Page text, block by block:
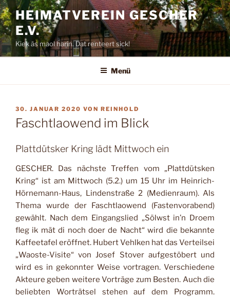
Zum
Inhalt
springen
HEIMATVEREIN GESCHER
E.V.
Kiek äs maol harin. Dat renteert sick!
Menü
VERÖFFENTLICHT
AM
30. JANUAR 2020 VON REINHOLD
Faschtlaowend im Blick
Plattdütsker Kring lädt Mittwoch ein
GESCHER. Das nächste Treffen vom „Plattdütsken
Kring“ ist am Mittwoch (5.2.) um 15 Uhr im Heinrich-
Hörnemann-Haus, Lindenstraße 2 (Me­dienraum). Als
Thema wur­de der Faschtlaowend (Fas­tenvorabend)
gewählt. Nach dem Eingangslied „Sölwst in’n Droem
fleg ik mät di noch doer de Nacht“ wird die bekannte
Kaffeetafel eröff­net. Hubert Vehlken hat das Verteilsei
„Waoste-Visite“ von Josef Stover aufgestö­bert und
wird es in gekonn­ter Weise vortragen. Ver­schiedene
Akteure geben weitere Vorträge zum Bes­ten. Auch die
beliebten Worträtsel stehen auf dem Programm.